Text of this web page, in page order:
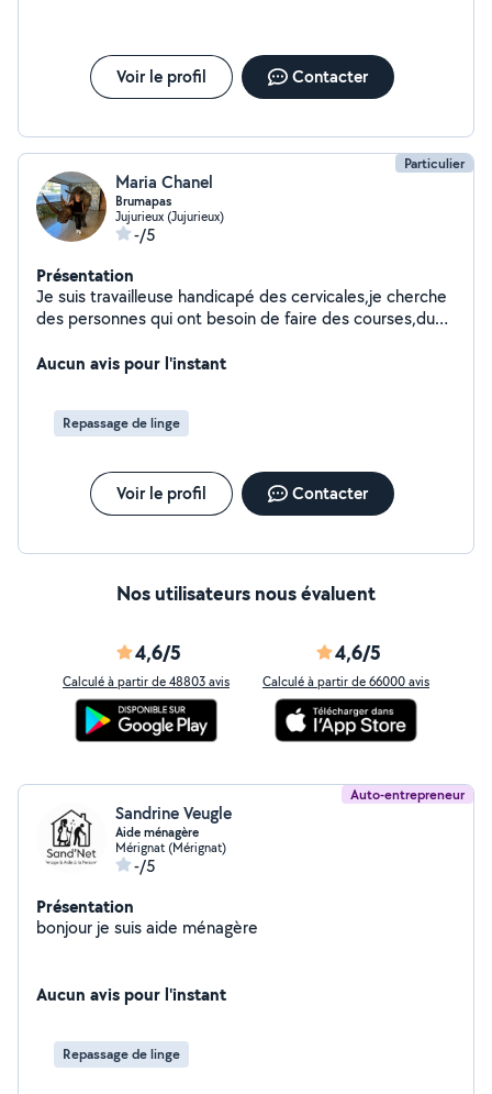
Voir le profil Contacter
Particulier
Maria Chanel
Brumapas
Jujurieux (Jujurieux)
-/5
Présentation
Je suis travailleuse handicapé des cervicales,je cherche
des personnes qui ont besoin de faire des courses,du
manger,vous promener , et je peux vous conduire si
Aucun avis pour l'instant
Repassage de linge
Voir le profil Contacter
Nos utilisateurs nous évaluent
4,6/5
Calculé à partir de 48803 avis
4,6/5
Calculé à partir de 66000 avis
Auto-entrepreneur
Sandrine Veugle
Aide ménagère
Mérignat (Mérignat)
-/5
Présentation
bonjour je suis aide ménagère
Aucun avis pour l'instant
Repassage de linge